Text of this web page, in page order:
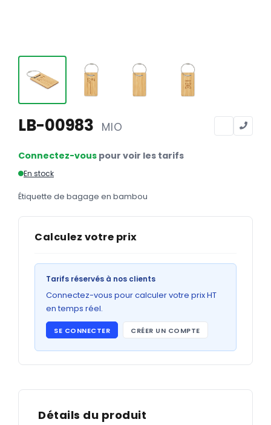
Tête de lettre
Sous-mains
Chemises
GRAND FORMAT
Abribus
LB-00983 MIO
Connectez-vous pour voir les tarifs
En stock
Étiquette de bagage en bambou
Calculez votre prix
Tarifs réservés à nos clients
Connectez-vous pour calculer votre prix HT
en temps réel.
SE CONNECTER CRÉER UN COMPTE
Détails du produit